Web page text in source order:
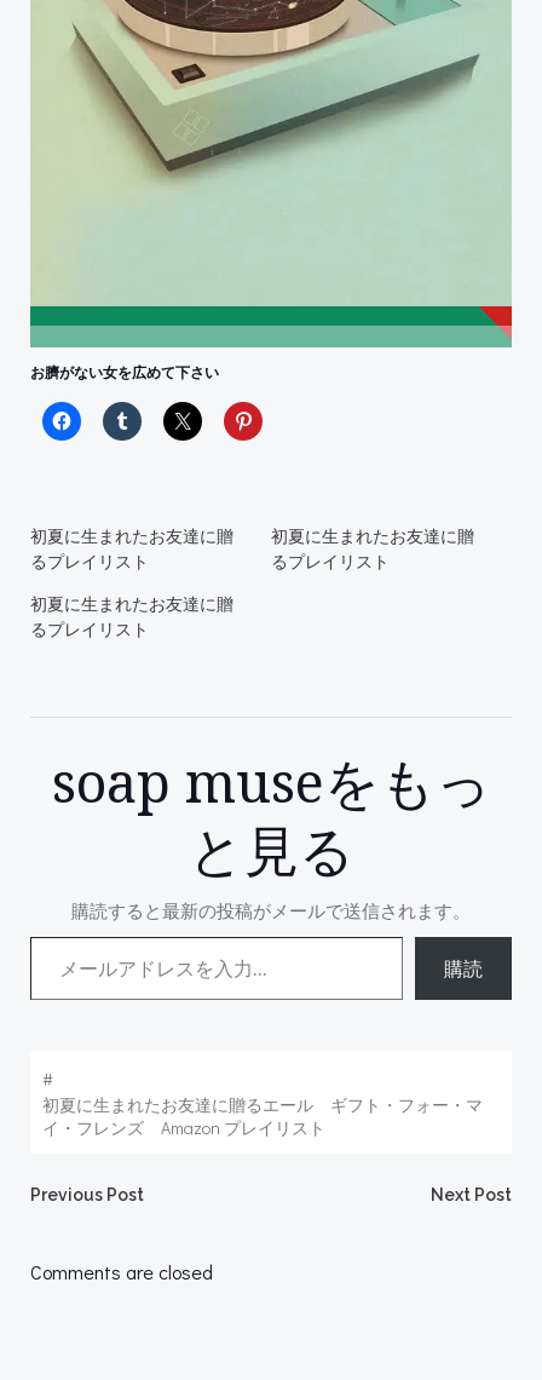
お臍がない女を広めて下さい
初夏に生まれたお友達に贈
るプレイリスト
初夏に生まれたお友達に贈
るプレイリスト
初夏に生まれたお友達に贈
るプレイリスト
soap museをもっ
と見る
購読すると最新の投稿がメールで送信されます。
メールアドレスを入力...
購読
#
初夏に生まれたお友達に贈るエール ギフト・フォー・マ
イ・フレンズ Amazon プレイリスト
Post
navigation
Previous Post Next Post
Comments are closed